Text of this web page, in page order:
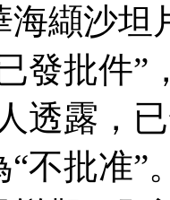
海纈沙坦
發批件”
透露，
不批准”